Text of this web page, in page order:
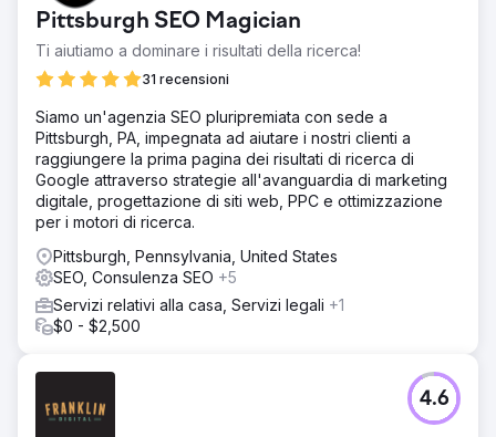
Risultato
13 pagine posizionate simultaneamente nella prima pagina
di Google per le parole chiave principali della nicchia.
Dominanza assoluta nella SERP con posizioni dalla 1 alla
organico per sito. Riduzione del 70% della dipendenza
da Google Ads. Primi siti del settore ad apparire nelle
panoramiche AI e ad essere citati da ChatGPT e
Perplexity per le query turistiche in Messico.
Pittsburgh SEO Magician
Ti aiutiamo a dominare i risultati della ricerca!
31 recensioni
Siamo un'agenzia SEO pluripremiata con sede a
Pittsburgh, PA, impegnata ad aiutare i nostri clienti a
raggiungere la prima pagina dei risultati di ricerca di
Google attraverso strategie all'avanguardia di marketing
digitale, progettazione di siti web, PPC e ottimizzazione
per i motori di ricerca.
Pittsburgh, Pennsylvania, United States
SEO, Consulenza SEO +5
Servizi relativi alla casa, Servizi legali +1
$0 - $2,500
4.6